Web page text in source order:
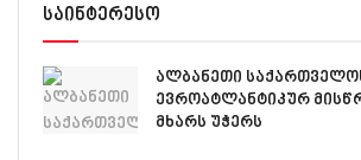
საინტერესო
ალბანეთი
ევროატლანტიკურ
მხარს უჭერს